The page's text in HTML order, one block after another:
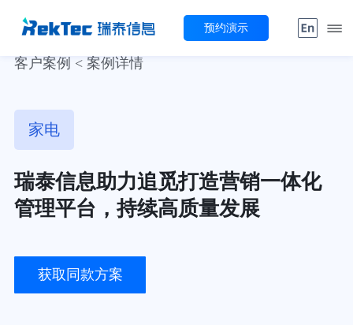
预约演示
客户案例 < 案例详情
家电
瑞泰信息助力追觅打造营销一体化
管理平台，持续高质量发展
获取同款方案